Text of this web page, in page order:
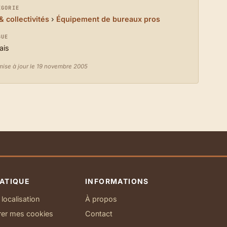
collectivités› Équipement de bureaux pros
à jour le 19 novembre 2005
localisation
mes cookies
INFORMATIONS
À propos
Contact